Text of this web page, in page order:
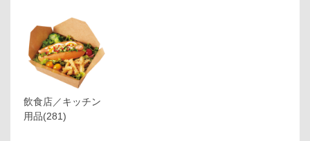
飲食店／キッチン
用品(281)